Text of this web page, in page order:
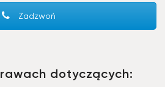
Zadzwoń
dotyczących: